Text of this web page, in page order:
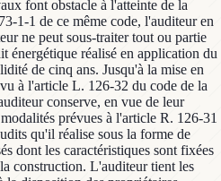
font obstacle à l'atteinte de la
1-1 de ce même code, l'auditeur en
ne peut sous-traiter tout ou partie
énergétique réalisé en application du
de cinq ans. Jusqu'à la mise en
à l'article L. 126-32 du code de la
conserve, en vue de leur
prévues à l'article R. 126-31
qu'il réalise sous la forme de
dont les caractéristiques sont fixées
construction. L'auditeur tient les